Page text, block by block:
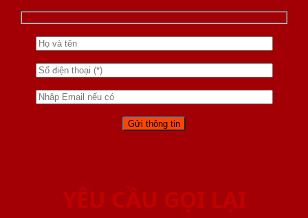
YÊU CẦU GỌI LẠI